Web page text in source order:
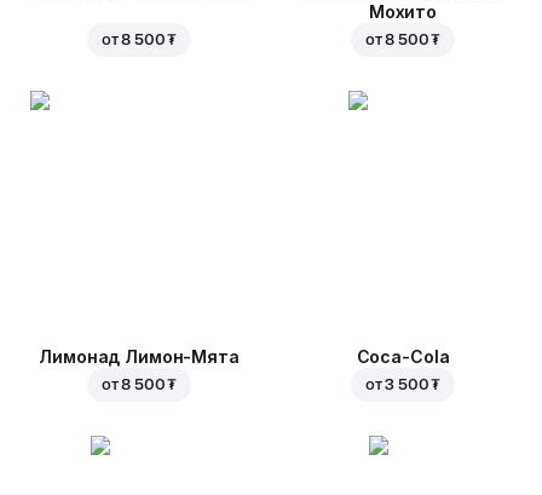
от8 500 ₮
Мохито
от8 500 ₮
Лимонад Лимон-Мята
от8 500 ₮
Coca-Cola
от3 500 ₮